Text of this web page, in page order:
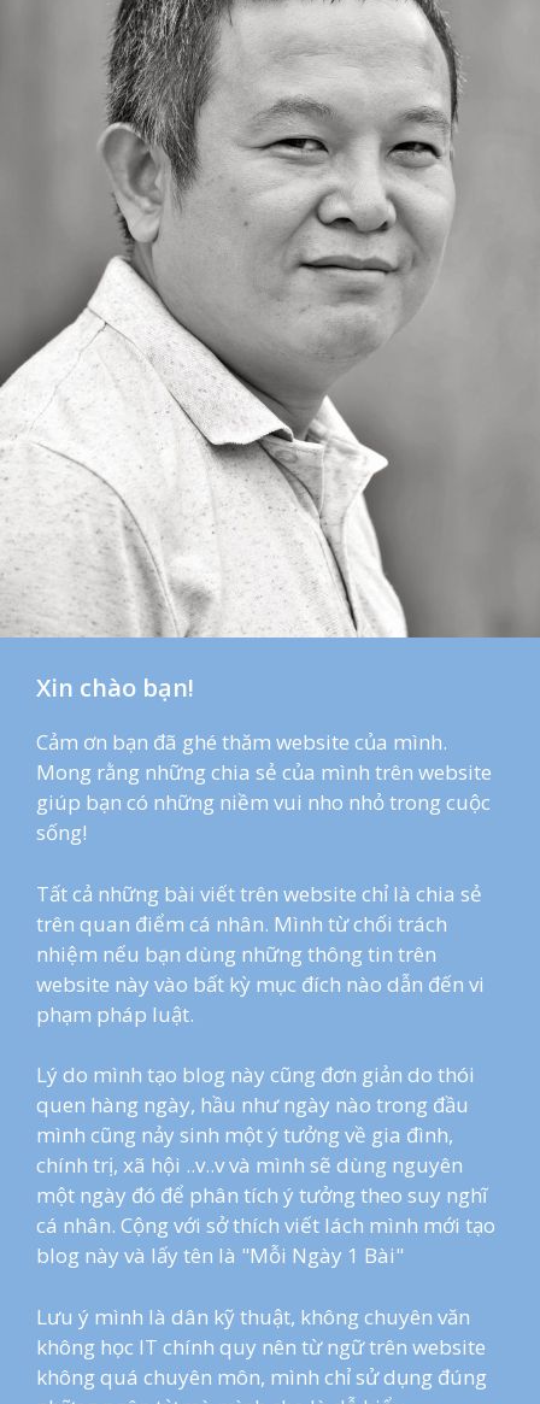
Xin chào bạn!
Cảm ơn bạn đã ghé thăm website của mình.
Mong rằng những chia sẻ của mình trên website
giúp bạn có những niềm vui nho nhỏ trong cuộc
sống!
Tất cả những bài viết trên website chỉ là chia sẻ
trên quan điểm cá nhân. Mình từ chối trách
nhiệm nếu bạn dùng những thông tin trên
website này vào bất kỳ mục đích nào dẫn đến vi
phạm pháp luật.
Lý do mình tạo blog này cũng đơn giản do thói
quen hàng ngày, hầu như ngày nào trong đầu
mình cũng nảy sinh một ý tưởng về gia đình,
chính trị, xã hội ..v..v và mình sẽ dùng nguyên
một ngày đó để phân tích ý tưởng theo suy nghĩ
cá nhân. Cộng với sở thích viết lách mình mới tạo
blog này và lấy tên là "Mỗi Ngày 1 Bài"
Lưu ý mình là dân kỹ thuật, không chuyên văn
không học IT chính quy nên từ ngữ trên website
không quá chuyên môn, mình chỉ sử dụng đúng